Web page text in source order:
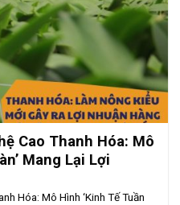
Cao Thanh Hóa: Mô
Mang Lại Lợi
Hóa: Mô Hình ‘Kinh Tế Tuần